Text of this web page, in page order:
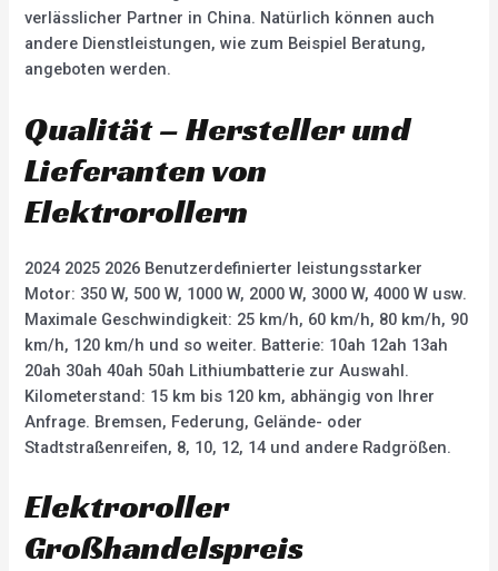
verlässlicher Partner in China. Natürlich können auch
andere Dienstleistungen, wie zum Beispiel Beratung,
angeboten werden.
Qualität – Hersteller und
Lieferanten von
Elektrorollern
2024 2025 2026 Benutzerdefinierter leistungsstarker
Motor: 350 W, 500 W, 1000 W, 2000 W, 3000 W, 4000 W usw.
Maximale Geschwindigkeit: 25 km/h, 60 km/h, 80 km/h, 90
km/h, 120 km/h und so weiter. Batterie: 10ah 12ah 13ah
20ah 30ah 40ah 50ah Lithiumbatterie zur Auswahl.
Kilometerstand: 15 km bis 120 km, abhängig von Ihrer
Anfrage. Bremsen, Federung, Gelände- oder
Stadtstraßenreifen, 8, 10, 12, 14 und andere Radgrößen.
Elektroroller
Großhandelspreis